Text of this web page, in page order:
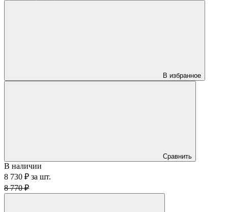
В избранное
Сравнить
В наличии
8 730 ₽ за шт.
8 770 ₽